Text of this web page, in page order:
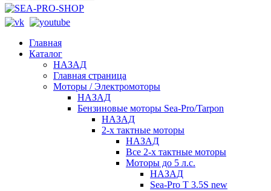
Главная
Каталог
НАЗАД
Главная страница
Моторы / Электромоторы
НАЗАД
Бензиновые моторы Sea-Pro/Tarpon
НАЗАД
2-х тактные моторы
НАЗАД
Все 2-х тактные моторы
Моторы до 5 л.с.
НАЗАД
Sea-Pro T 3.5S new